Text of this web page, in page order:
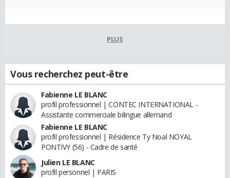
PLUS
Vous recherchez peut-être
Fabienne LE BLANC
profil professionnel | CONTEC INTERNATIONAL -
Assistante commerciale bilingue allemand
Fabienne LE BLANC
profil professionnel | Résidence Ty Noal NOYAL
PONTIVY (56) - Cadre de santé
Julien LE BLANC
profil personnel | PARIS